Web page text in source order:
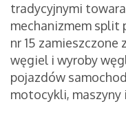
tradycyjnymi
mechanizmem split
nr 15 zamieszczone
węgiel i wyroby
pojazdów
motocykli, maszyny